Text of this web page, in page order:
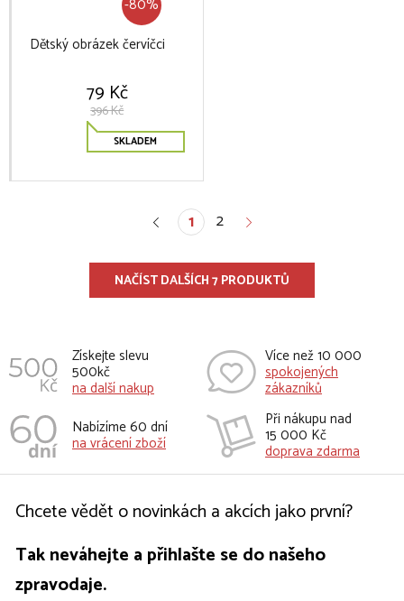
-80%
Dětský obrázek červíčci
79 Kč
396 Kč
SKLADEM
1 2
NAČÍST DALŠÍCH 7 PRODUKTŮ
Získejte slevu
500kč
na další nakup
Více než 10 000
spokojených
zákazníků
Nabízíme 60 dní
na vrácení zboží
Při nákupu nad
15 000 Kč
doprava zdarma
Chcete vědět o novinkách a akcích jako první?
Tak neváhejte a přihlašte se do našeho
zpravodaje.